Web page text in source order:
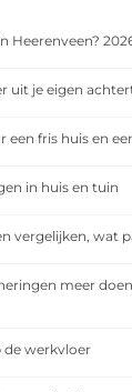
Heerenveen?
uit je eigen
een fris huis en
in huis en tuin
vergelijken, wat
meer
de werkvloer